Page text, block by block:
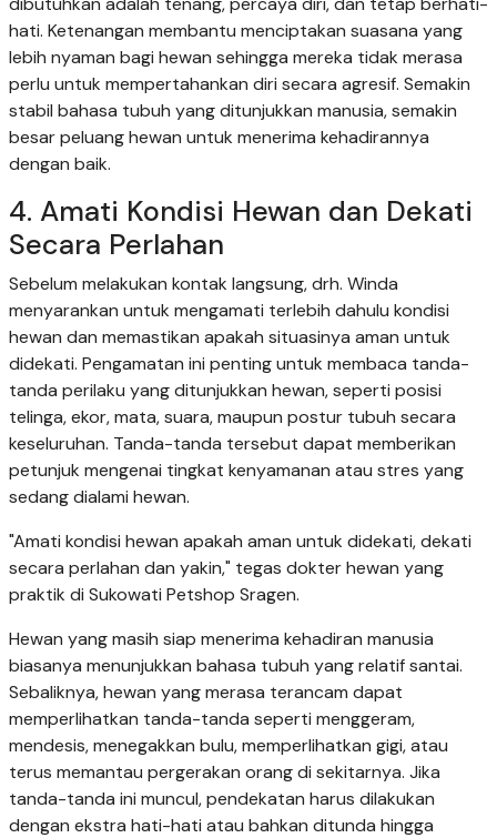
hati. Ketenangan membantu menciptakan suasana yang
lebih nyaman bagi hewan sehingga mereka tidak merasa
perlu untuk mempertahankan diri secara agresif. Semakin
stabil bahasa tubuh yang ditunjukkan manusia, semakin
besar peluang hewan untuk menerima kehadirannya
dengan baik.
4. Amati Kondisi Hewan dan Dekati
Secara Perlahan
Sebelum melakukan kontak langsung, drh. Winda
menyarankan untuk mengamati terlebih dahulu kondisi
hewan dan memastikan apakah situasinya aman untuk
didekati. Pengamatan ini penting untuk membaca tanda-
tanda perilaku yang ditunjukkan hewan, seperti posisi
telinga, ekor, mata, suara, maupun postur tubuh secara
keseluruhan. Tanda-tanda tersebut dapat memberikan
petunjuk mengenai tingkat kenyamanan atau stres yang
sedang dialami hewan.
"Amati kondisi hewan apakah aman untuk didekati, dekati
secara perlahan dan yakin," tegas dokter hewan yang
praktik di Sukowati Petshop Sragen.
Hewan yang masih siap menerima kehadiran manusia
biasanya menunjukkan bahasa tubuh yang relatif santai.
Sebaliknya, hewan yang merasa terancam dapat
memperlihatkan tanda-tanda seperti menggeram,
mendesis, menegakkan bulu, memperlihatkan gigi, atau
terus memantau pergerakan orang di sekitarnya. Jika
tanda-tanda ini muncul, pendekatan harus dilakukan
dengan ekstra hati-hati atau bahkan ditunda hingga